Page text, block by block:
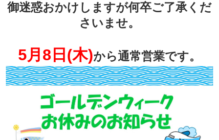
御迷惑おかけしますが何卒ご了承くだ
さいませ。
5月8日(木)から通常営業です。